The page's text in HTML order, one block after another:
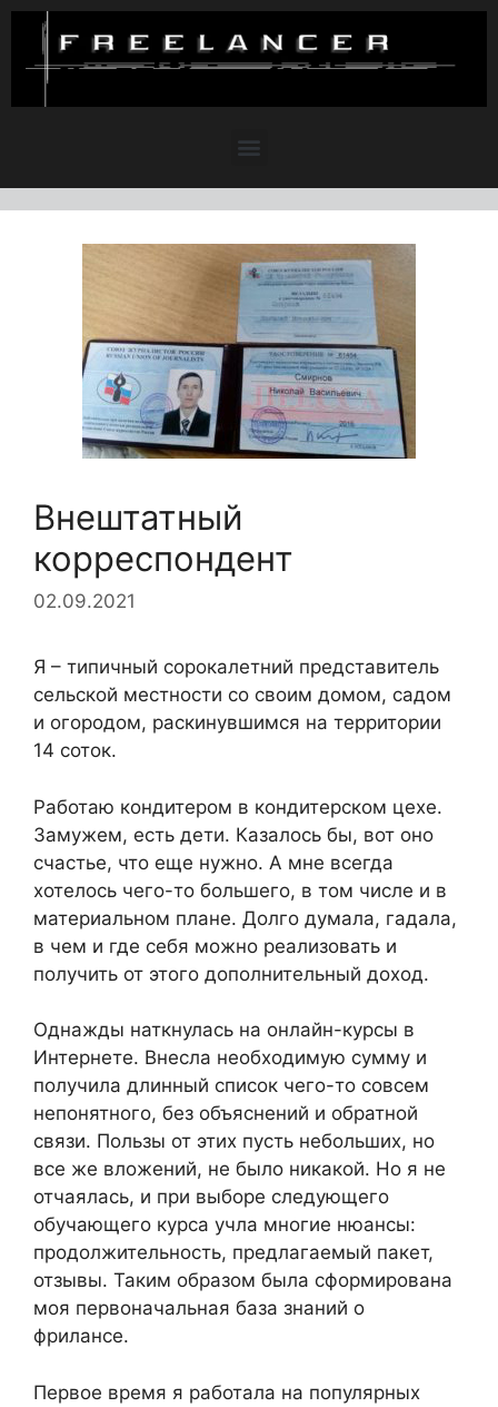
Внештатный
корреспондент
02.09.2021
Я – типичный сорокалетний представитель
сельской местности со своим домом, садом
и огородом, раскинувшимся на территории
14 соток.
Работаю кондитером в кондитерском цехе.
Замужем, есть дети. Казалось бы, вот оно
счастье, что еще нужно. А мне всегда
хотелось чего-то большего, в том числе и в
материальном плане. Долго думала, гадала,
в чем и где себя можно реализовать и
получить от этого дополнительный доход.
Однажды наткнулась на онлайн-курсы в
Интернете. Внесла необходимую сумму и
получила длинный список чего-то совсем
непонятного, без объяснений и обратной
связи. Пользы от этих пусть небольших, но
все же вложений, не было никакой. Но я не
отчаялась, и при выборе следующего
обучающего курса учла многие нюансы:
продолжительность, предлагаемый пакет,
отзывы. Таким образом была сформирована
моя первоначальная база знаний о
фрилансе.
Первое время я работала на популярных